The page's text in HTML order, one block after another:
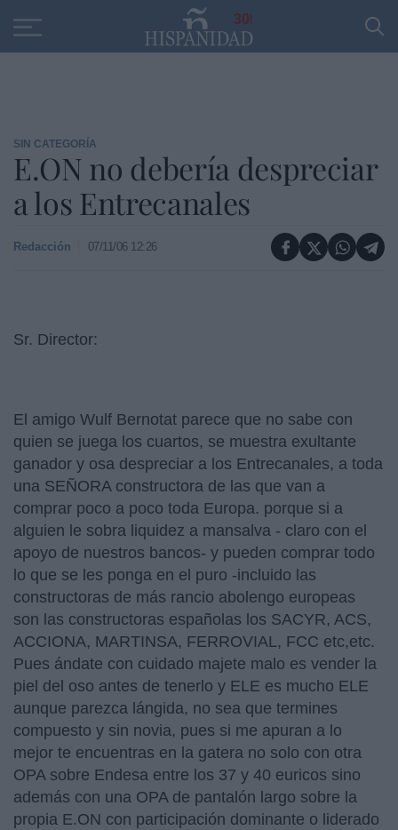
30
SIN CATEGORÍA
E.ON no debería despreciar
a los Entrecanales
Redacción 07/11/06 12:26
Sr. Director:
El amigo Wulf Bernotat parece que no sabe con
quien se juega los cuartos, se muestra exultante
ganador y osa despreciar a los Entrecanales, a toda
una SEÑORA constructora de las que van a
comprar poco a poco toda Europa. porque si a
alguien le sobra liquidez a mansalva - claro con el
apoyo de nuestros bancos- y pueden comprar todo
lo que se les ponga en el puro -incluido las
constructoras de más rancio abolengo europeas
son las constructoras españolas los SACYR, ACS,
ACCIONA, MARTINSA, FERROVIAL, FCC etc,etc.
Pues ándate con cuidado majete malo es vender la
piel del oso antes de tenerlo y ELE es mucho ELE
aunque parezca lángida, no sea que termines
compuesto y sin novia, pues si me apuran a lo
mejor te encuentras en la gatera no solo con otra
OPA sobre Endesa entre los 37 y 40 euricos sino
además con una OPA de pantalón largo sobre la
propia E.ON con participación dominante o liderado